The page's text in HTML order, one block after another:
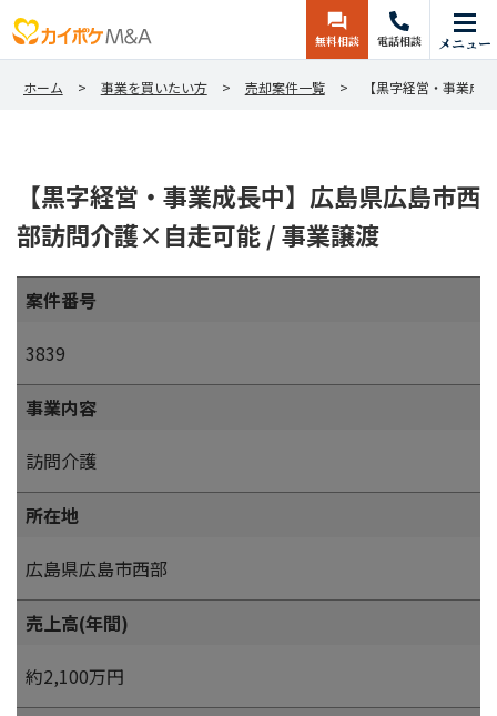
無料相談 電話相談 メニュー
ホーム 事業を買いたい方 売却案件一覧 【黒字経営・事業成
【黒字経営・事業成長中】広島県広島市西
部訪問介護×自走可能 / 事業譲渡
案件番号
3839
事業内容
訪問介護
所在地
広島県広島市西部
売上高(年間)
約2,100万円